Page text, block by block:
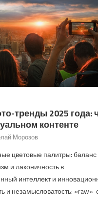
тренды 2025 года:
контенте
Морозов
цветовые палитры:
и лаконичность в
интеллект и
и незамысловатость: «raw»-